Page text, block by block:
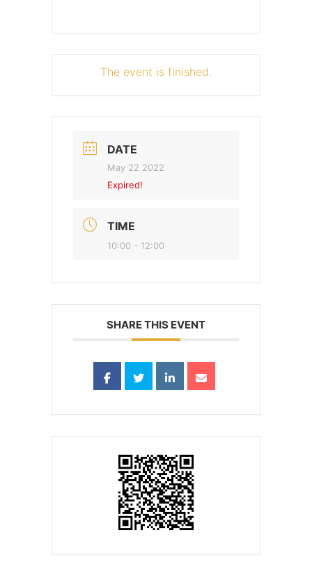
The event is finished.
DATE
May 22 2022
Expired!
TIME
10:00 - 12:00
SHARE THIS EVENT